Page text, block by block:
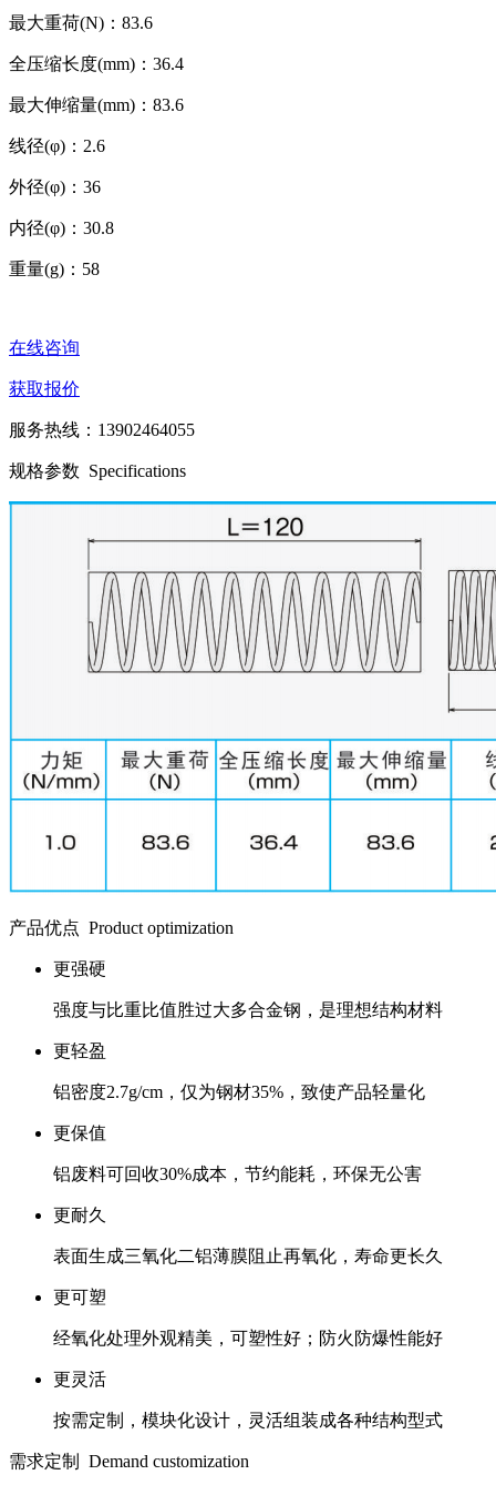
最大重荷(N)：83.6
全压缩长度(mm)：36.4
最大伸缩量(mm)：83.6
线径(φ)：2.6
外径(φ)：36
内径(φ)：30.8
重量(g)：58
在线咨询
获取报价
服务热线： 13902464055
规格参数 Specifications
产品优点 Product optimization
更强硬
强度与比重比值胜过大多合金钢，是理想结构材料
更轻盈
铝密度2.7g/cm，仅为钢材35%，致使产品轻量化
更保值
铝废料可回收30%成本，节约能耗，环保无公害
更耐久
表面生成三氧化二铝薄膜阻止再氧化，寿命更长久
更可塑
经氧化处理外观精美，可塑性好；防火防爆性能好
更灵活
按需定制，模块化设计，灵活组装成各种结构型式
需求定制 Demand customization